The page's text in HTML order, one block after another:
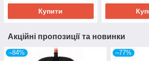
Купити
Акційні пропозиції та новинки
–84% –77%